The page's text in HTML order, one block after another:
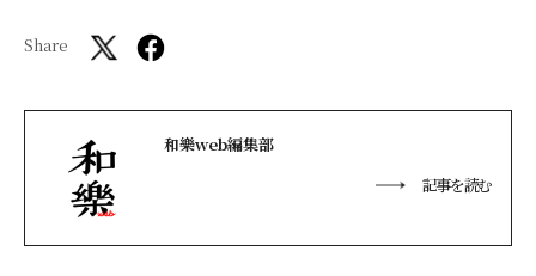
Share
和樂web編集部
記事を読む